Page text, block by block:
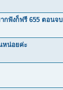
กฟังก็ฟรี 655 ตอนจบ
หน่อยค่ะ